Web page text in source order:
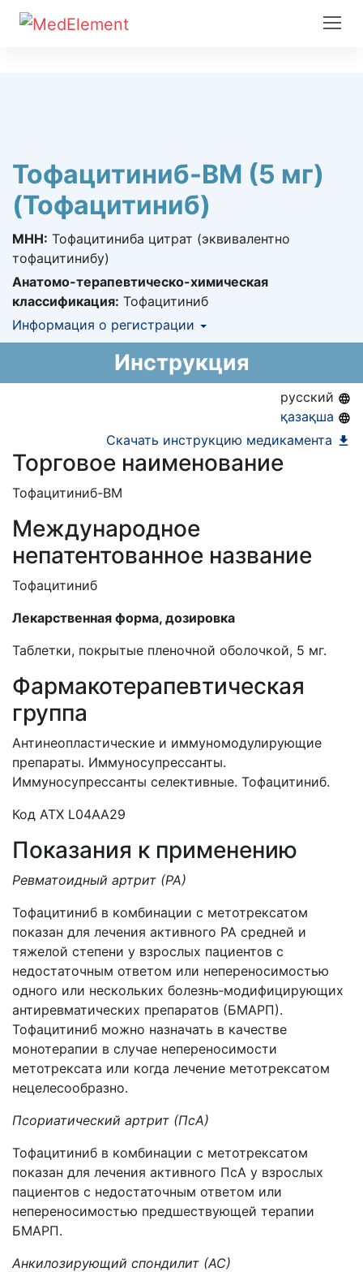
Тофацитиниб-ВМ (5 мг)
(Тофацитиниб)
МНН: Тофацитиниба цитрат (эквивалентно
тофацитинибу)
Анатомо-терапевтическо-химическая
классификация: Тофацитиниб
Информация о регистрации
Информация о регистрации в РК:03.12.2024 -
Инструкция
русский
қазақша
Скачать инструкцию медикамента
Торговое наименование
Тофацитиниб-ВМ
Международное
непатентованное название
Тофацитиниб
Лекарственная форма, дозировка
Таблетки, покрытые пленочной оболочкой, 5 мг.
Фармакотерапевтическая
группа
Антинеопластические и иммуномодулирующие
препараты. Иммуносупрессанты.
Иммуносупрессанты селективные. Тофацитиниб.
Код ATХ L04AA29
Показания к применению
Ревматоидный артрит (РА)
Тофацитиниб в комбинации с метотрексатом
показан для лечения активного РА средней и
тяжелой степени у взрослых пациентов с
недостаточным ответом или непереносимостью
одного или нескольких болезнь‐модифицирующих
антиревматических препаратов (БМАРП).
Тофацитиниб можно назначать в качестве
монотерапии в случае непереносимости
метотрексата или когда лечение метотрексатом
нецелесообразно.
Псориатический артрит (ПсА)
Тофацитиниб в комбинации с метотрексатом
показан для лечения активного ПсА у взрослых
пациентов с недостаточным ответом или
непереносимостью предшествующей терапии
БМАРП.
Анкилозирующий спондилит (АС)